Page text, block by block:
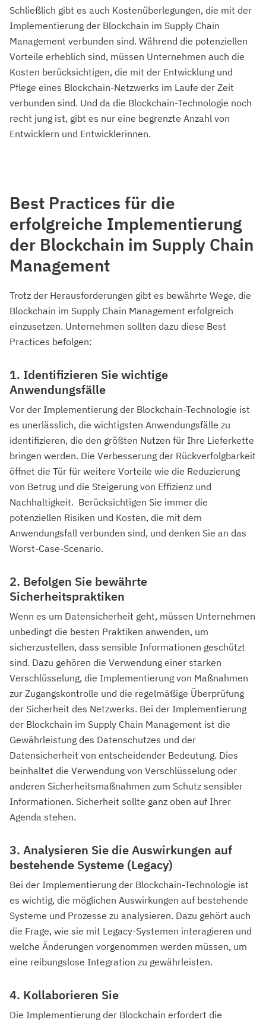
Schließlich gibt es auch Kostenüberlegungen, die mit der
Implementierung der Blockchain im Supply Chain
Management verbunden sind. Während die potenziellen
Vorteile erheblich sind, müssen Unternehmen auch die
Kosten berücksichtigen, die mit der Entwicklung und
Pflege eines Blockchain-Netzwerks im Laufe der Zeit
verbunden sind. Und da die Blockchain-Technologie noch
recht jung ist, gibt es nur eine begrenzte Anzahl von
Entwicklern und Entwicklerinnen.
Best Practices für die
erfolgreiche Implementierung
der Blockchain im Supply Chain
Management
Trotz der Herausforderungen gibt es bewährte Wege, die
Blockchain im Supply Chain Management erfolgreich
einzusetzen. Unternehmen sollten dazu diese Best
Practices befolgen:
1. Identifizieren Sie wichtige
Anwendungsfälle
Vor der Implementierung der Blockchain-Technologie ist
es unerlässlich, die wichtigsten Anwendungsfälle zu
identifizieren, die den größten Nutzen für Ihre Lieferkette
bringen werden. Die Verbesserung der Rückverfolgbarkeit
öffnet die Tür für weitere Vorteile wie die Reduzierung
von Betrug und die Steigerung von Effizienz und
Nachhaltigkeit. Berücksichtigen Sie immer die
potenziellen Risiken und Kosten, die mit dem
Anwendungsfall verbunden sind, und denken Sie an das
Worst-Case-Scenario.
2. Befolgen Sie bewährte
Sicherheitspraktiken
Wenn es um Datensicherheit geht, müssen Unternehmen
unbedingt die besten Praktiken anwenden, um
sicherzustellen, dass sensible Informationen geschützt
sind. Dazu gehören die Verwendung einer starken
Verschlüsselung, die Implementierung von Maßnahmen
zur Zugangskontrolle und die regelmäßige Überprüfung
der Sicherheit des Netzwerks. Bei der Implementierung
der Blockchain im Supply Chain Management ist die
Gewährleistung des Datenschutzes und der
Datensicherheit von entscheidender Bedeutung. Dies
beinhaltet die Verwendung von Verschlüsselung oder
anderen Sicherheitsmaßnahmen zum Schutz sensibler
Informationen. Sicherheit sollte ganz oben auf Ihrer
Agenda stehen.
3. Analysieren Sie die Auswirkungen auf
bestehende Systeme (Legacy)
Bei der Implementierung der Blockchain-Technologie ist
es wichtig, die möglichen Auswirkungen auf bestehende
Systeme und Prozesse zu analysieren. Dazu gehört auch
die Frage, wie sie mit Legacy-Systemen interagieren und
welche Änderungen vorgenommen werden müssen, um
eine reibungslose Integration zu gewährleisten.
4. Kollaborieren Sie
Die Implementierung der Blockchain erfordert die